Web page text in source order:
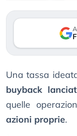
Una tassa
buyback
quelle
azioni proprie.